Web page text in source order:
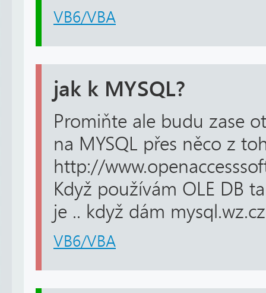
VB6/VBA
jak k MYSQL?
Promiňte ale budu zase
na MYSQL přes něco z
http://
Když používám OLE DB
je .. když dám
VB6/VBA